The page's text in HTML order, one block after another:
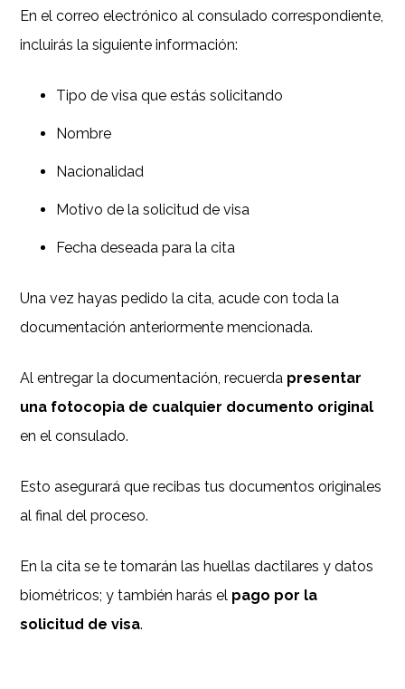
En el correo electrónico al consulado correspondiente,
incluirás la siguiente información:
Tipo de visa que estás solicitando
Nombre
Nacionalidad
Motivo de la solicitud de visa
Fecha deseada para la cita
Una vez hayas pedido la cita, acude con toda la
documentación anteriormente mencionada.
Al entregar la documentación, recuerda presentar
una fotocopia de cualquier documento original
en el consulado.
Esto asegurará que recibas tus documentos originales
al final del proceso.
En la cita se te tomarán las huellas dactilares y datos
biométricos; y también harás el pago por la
solicitud de visa.